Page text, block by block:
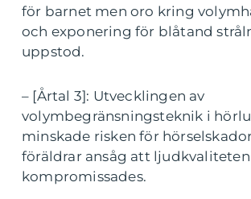
för barnet men oro kring
och exponering för blåtand
uppstod.
– [Årtal 3]: Utvecklingen av
volymbegränsningsteknik i
minskade risken för
föräldrar ansåg att ljudkvaliteten
kompromissades.